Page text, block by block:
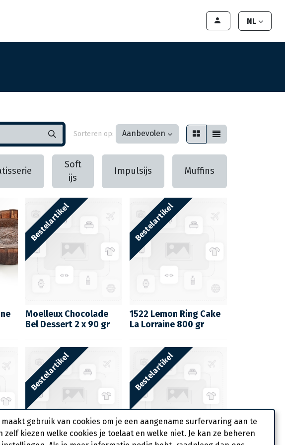
NL
Sorteren op: Aanbevolen
Soft
ijs
Impulsijs Muffins
Bestelartikel
Moelleux Chocolade
Bel Dessert 2 x 90 gr
Bestelartikel
1522 Lemon Ring Cake
La Lorraine 800 gr
Bestelartikel Bestelartikel
maakt gebruik van cookies om je een aangename surfervaring aan te
zelf kiezen welke cookies je toelaat en welke niet. Je kan ze beheren